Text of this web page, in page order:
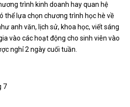
trình kinh doanh hay quan hệ
thể lựa chọn chương trình học hè về
anh văn, lịch sử, khoa học, viết sáng
vào các hoạt động cho sinh viên vào
nghỉ 2 ngày cuối tuần.
7